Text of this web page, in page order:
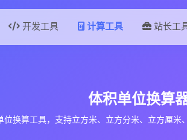
开发工具 计算工具 站长工
体积单位换算
位换算工具，支持立方米、立方分米、立方厘